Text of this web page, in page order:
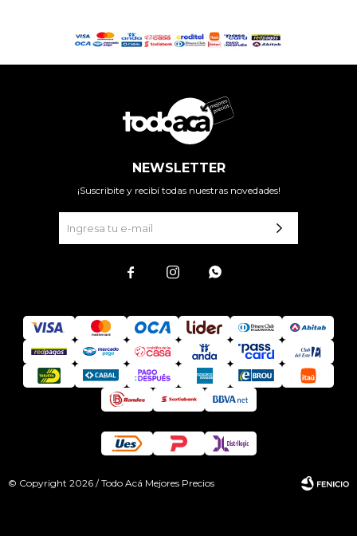
NEWSLETTER
¡Suscribite y recibí todas nuestras novedades!
  
© Copyright 2026 / Todo Acá Mejores Precios